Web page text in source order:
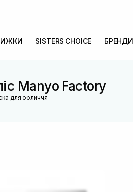
SISTERS CHOICE БРЕНДИ
Manyo Factory
для обличчя